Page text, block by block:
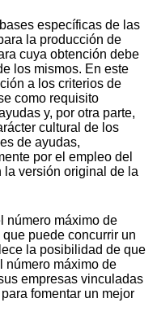
específicas de las
la producción de
cuya obtención debe
los mismos. En este
a los criterios de
como requisito
y, por otra parte,
cultural de los
de ayudas,
por el empleo del
versión original de la
número máximo de
puede concurrir un
la posibilidad de que
número máximo de
empresas vinculadas
fomentar un mejor